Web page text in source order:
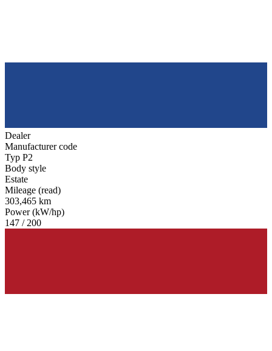
Dealer
Manufacturer code
Typ P2
Body style
Estate
Mileage (read)
303,465 km
Power (kW/hp)
147 / 200